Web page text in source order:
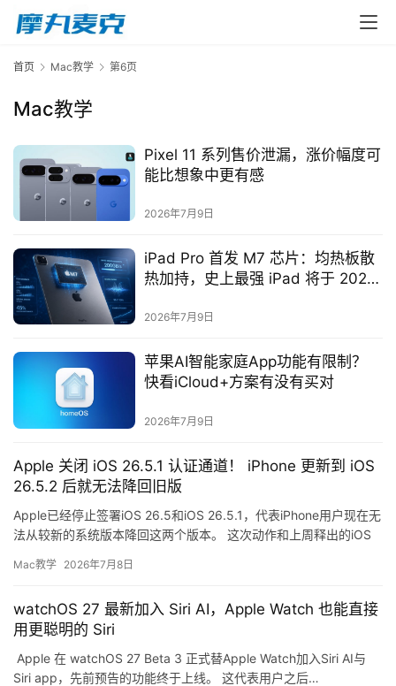
首页 Mac教学 第6页
Mac教学
Pixel 11 系列售价泄漏，涨价幅度可
能比想象中更有感
2026年7月9日
iPad Pro 首发 M7 芯片：均热板散
热加持，史上最强 iPad 将于 2027
2026年7月9日
苹果AI智能家庭App功能有限制？
快看iCloud+方案有没有买对
2026年7月9日
Apple 关闭 iOS 26.5.1 认证通道！ iPhone 更新到 iOS
26.5.2 后就无法降回旧版
Apple已经停止签署iOS 26.5和iOS 26.5.1，代表iPhone用户现在无
法从较新的系统版本降回这两个版本。 这次动作和上周释出的iOS
Mac教学 2026年7月8日
watchOS 27 最新加入 Siri AI，Apple Watch 也能直接
用更聪明的 Siri
Apple 在 watchOS 27 Beta 3 正式替Apple Watch加入Siri AI与
Siri app，先前预告的功能终于上线。 这代表用户之后…